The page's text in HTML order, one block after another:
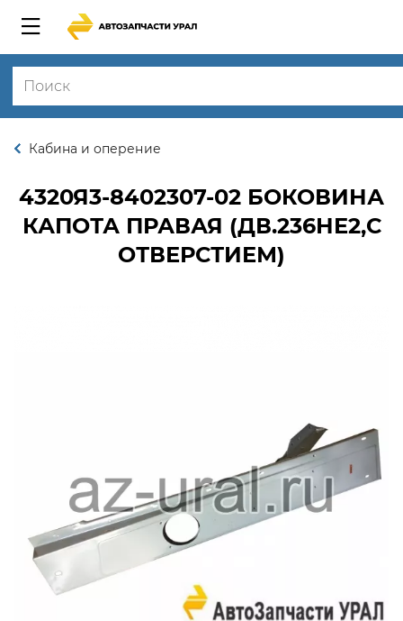
Кабина и оперение
4320Я3-8402307-02 БОКОВИНА
КАПОТА ПРАВАЯ (ДВ.236НЕ2,С
ОТВЕРСТИЕМ)